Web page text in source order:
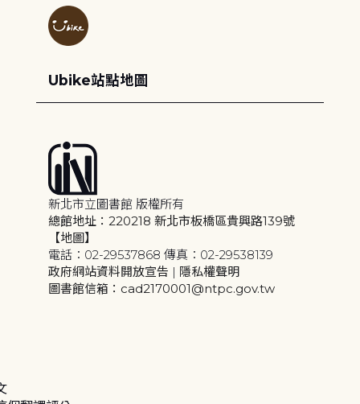
Ubike站點地圖
新北市立圖書館 版權所有
總館地址：220218 新北市板橋區貴興路139號
【地圖】
電話：02-29537868 傳真：02-29538139
政府網站資料開放宣告 | 隱私權聲明
圖書館信箱：cad2170001@ntpc.gov.tw